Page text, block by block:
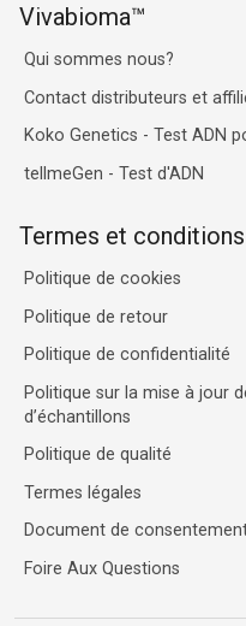
Vivabioma™
Qui sommes nous?
Contact distributeurs et
Koko Genetics - Test ADN
tellmeGen - Test d'ADN
Termes et conditions
Politique de cookies
Politique de retour
Politique de confidentialité
Politique sur la mise à jour
d’échantillons
Politique de qualité
Termes légales
Document de
Foire Aux Questions